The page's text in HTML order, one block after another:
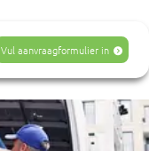
Vul aanvraagformulier in